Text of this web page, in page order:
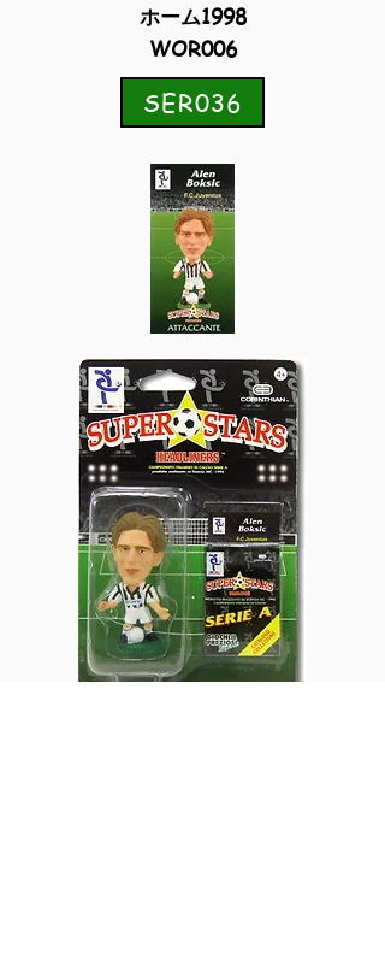
ホーム1998
WOR006
SER036